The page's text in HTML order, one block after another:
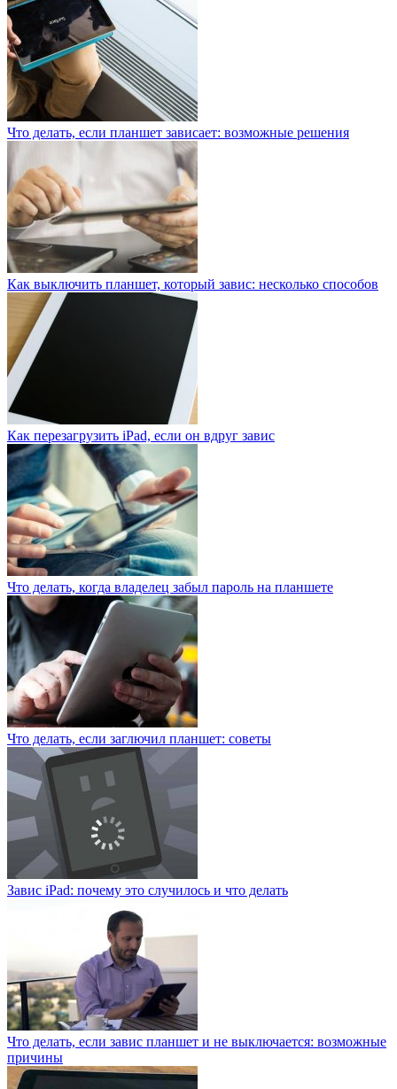
Что делать, если планшет зависает: возможные решения
Как выключить планшет, который завис: несколько способов
Как перезагрузить iPad, если он вдруг завис
Что делать, когда владелец забыл пароль на планшете
Что делать, если заглючил планшет: советы
Завис iPad: почему это случилось и что делать
Что делать, если завис планшет и не выключается: возможные
причины